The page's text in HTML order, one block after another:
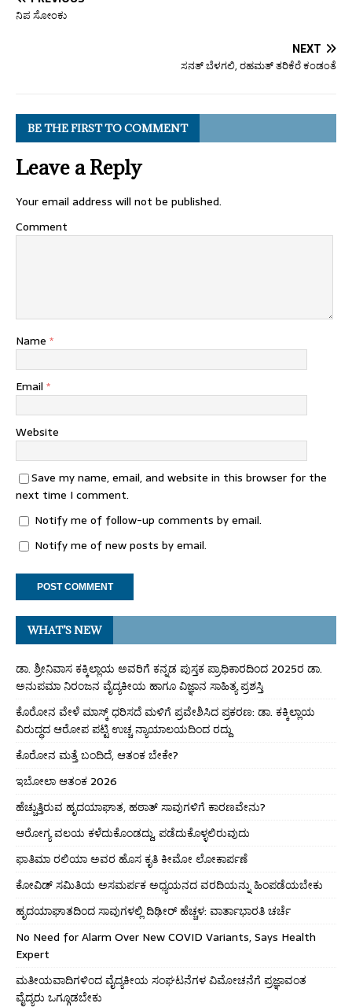
ನಿಪ ಸೋಂಕು
NEXT
ಸನತ್ ಬೆಳಗಲಿ, ರಹಮತ್ ತರಿಕೆರೆ ಕಂಡಂತೆ
BE THE FIRST TO COMMENT
Leave a Reply
Your email address will not be published.
Comment
Name *
Email *
Website
Save my name, email, and website in this browser for the
next time I comment.
Notify me of follow-up comments by email.
Notify me of new posts by email.
WHAT’S NEW
ಡಾ. ಶ್ರೀನಿವಾಸ ಕಕ್ಕಿಲ್ಲಾಯ ಅವರಿಗೆ ಕನ್ನಡ ಪುಸ್ತಕ ಪ್ರಾಧಿಕಾರದಿಂದ 2025ರ ಡಾ.
ಅನುಪಮಾ ನಿರಂಜನ ವೈದ್ಯಕೀಯ ಹಾಗೂ ವಿಜ್ಞಾನ ಸಾಹಿತ್ಯ ಪ್ರಶಸ್ತಿ
ಕೊರೋನ ವೇಳೆ ಮಾಸ್ಕ್ ಧರಿಸದೆ ಮಳಿಗೆ ಪ್ರವೇಶಿಸಿದ ಪ್ರಕರಣ: ಡಾ. ಕಕ್ಕಿಲ್ಲಾಯ
ವಿರುದ್ಧದ ಆರೋಪ ಪಟ್ಟಿ ಉಚ್ಚ ನ್ಯಾಯಾಲಯದಿಂದ ರದ್ದು
ಕೊರೋನ ಮತ್ತೆ ಬಂದಿದೆ, ಆತಂಕ ಬೇಕೇ?
ಇಬೋಲಾ ಆತಂಕ 2026
ಹೆಚ್ಚುತ್ತಿರುವ ಹೃದಯಾಘಾತ, ಹಠಾತ್ ಸಾವುಗಳಿಗೆ ಕಾರಣವೇನು?
ಆರೋಗ್ಯ ವಲಯ ಕಳೆದುಕೊಂಡದ್ದು, ಪಡೆದುಕೊಳ್ಳಲಿರುವುದು
ಫಾತಿಮಾ ರಲಿಯಾ ಅವರ ಹೊಸ ಕೃತಿ ಕೀಮೋ ಲೋಕಾರ್ಪಣೆ
ಕೋವಿಡ್ ಸಮಿತಿಯ ಅಸಮರ್ಪಕ ಅಧ್ಯಯನದ ವರದಿಯನ್ನು ಹಿಂಪಡೆಯಬೇಕು
ಹೃದಯಾಘಾತದಿಂದ ಸಾವುಗಳಲ್ಲಿ ದಿಢೀರ್ ಹೆಚ್ಚಳ: ವಾರ್ತಾಭಾರತಿ ಚರ್ಚೆ
No Need for Alarm Over New COVID Variants, Says Health
Expert
ಮತೀಯವಾದಿಗಳಿಂದ ವೈದ್ಯಕೀಯ ಸಂಘಟನೆಗಳ ವಿಮೋಚನೆಗೆ ಪ್ರಜ್ಞಾವಂತ
ವೈದ್ಯರು ಒಗ್ಗೂಡಬೇಕು